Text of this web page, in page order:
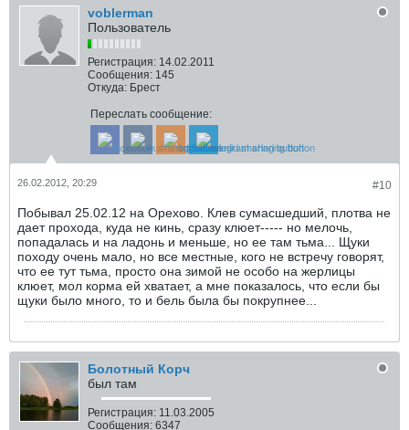
voblerman
Пользователь
Регистрация: 14.02.2011
Сообщения: 145
Откуда: Брест
Переслать сообщение:
#10
26.02.2012, 20:29
Побывал 25.02.12 на Орехово. Клев сумасшедший, плотва не
дает прохода, куда не кинь, сразу клюет----- но мелочь,
попадалась и на ладонь и меньше, но ее там тьма... Щуки
походу очень мало, но все местные, кого не встречу говорят,
что ее тут тьма, просто она зимой не особо на жерлицы
клюет, мол корма ей хватает, а мне показалось, что если бы
щуки было много, то и бель была бы покрупнее...
Болотный Корч
был там
Регистрация: 11.03.2005
Сообщения: 6347